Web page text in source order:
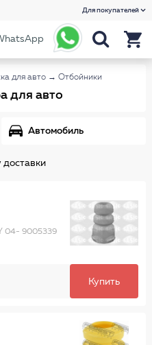
Для покупателей
для авто → Отбойники
для авто
Автомобиль
доставки
04- 9005339
Купить